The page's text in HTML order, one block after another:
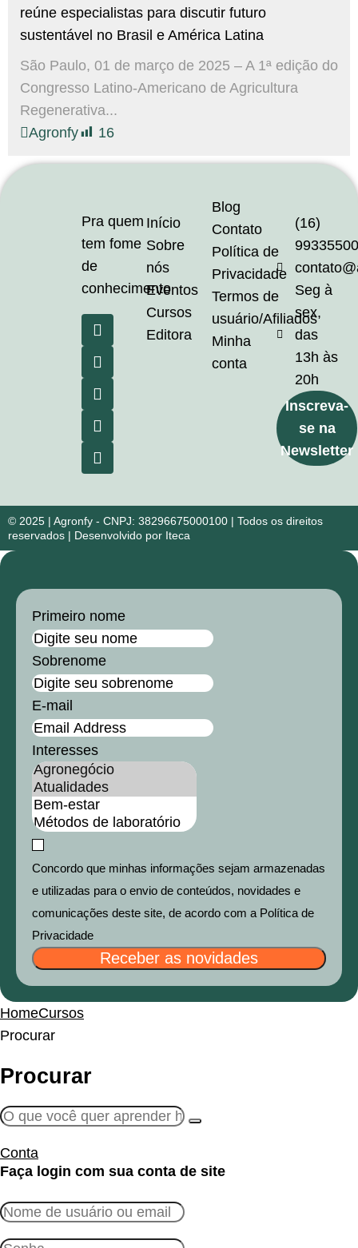
reúne especialistas para discutir futuro
sustentável no Brasil e América Latina
São Paulo, 01 de março de 2025 – A 1ª edição do
Congresso Latino-Americano de Agricultura
Regenerativa...
Agronfy
16
Pra quem
tem fome
de
conhecimento
Início
Sobre
nós
Eventos
Cursos
Editora
Blog
Contato
Política de
Privacidade
Termos de
usuário/Afiliados
Minha
conta
(16)
Seg à
sex,
das
13h às
20h
Inscreva-
se na
Newsletter
© 2025 | Agronfy - CNPJ: 38296675000100 | Todos os direitos
reservados | Desenvolvido por Iteca
Primeiro nome
Sobrenome
E-mail
Interesses
Concordo que minhas informações sejam armazenadas
e utilizadas para o envio de conteúdos, novidades e
comunicações deste site, de acordo com a Política de
Privacidade
Receber as novidades
HomeCursos
Procurar
Procurar
Conta
Faça login com sua conta de site